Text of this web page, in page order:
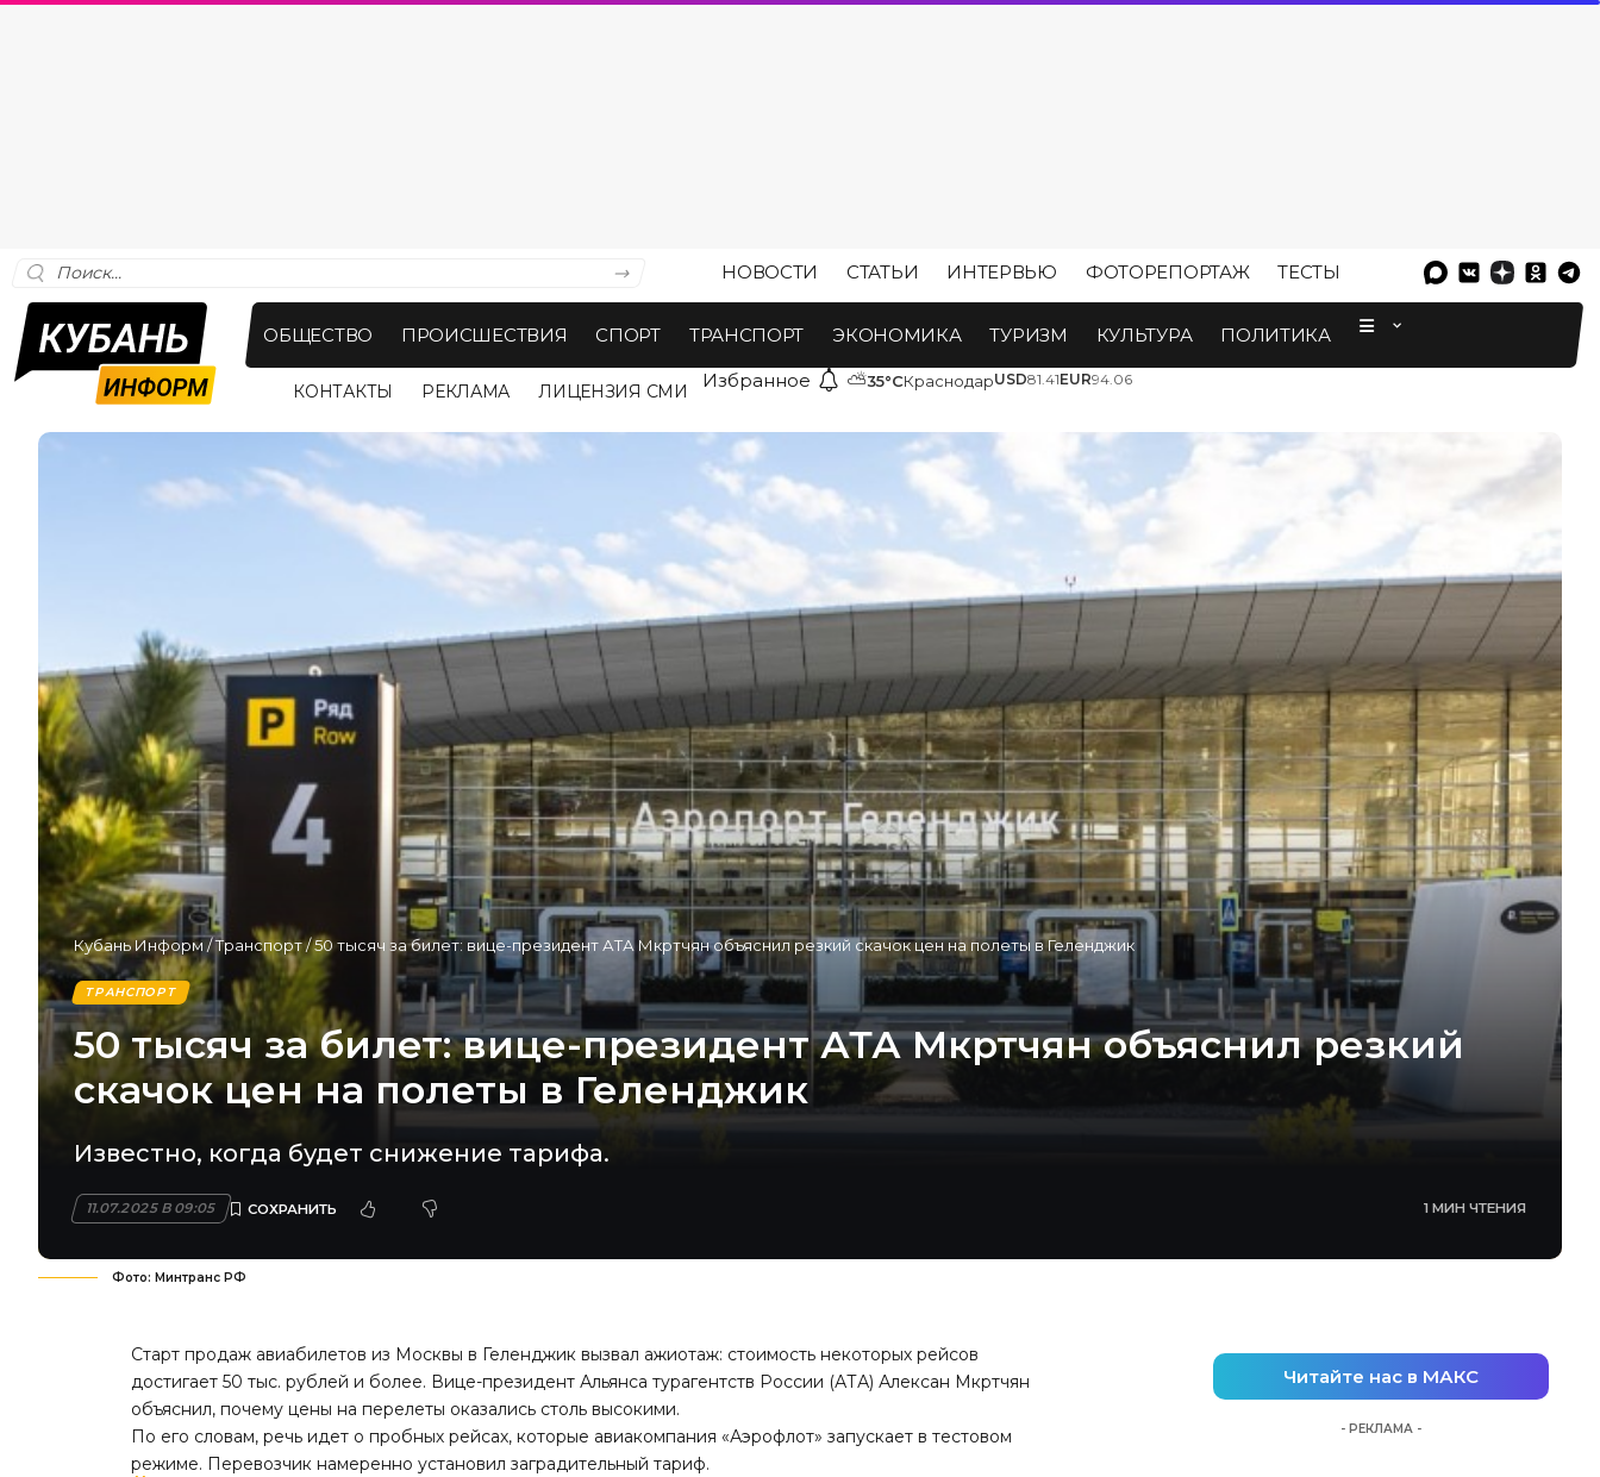
НОВОСТИ СТАТЬИ ИНТЕРВЬЮ ФОТОРЕПОРТАЖ ТЕСТЫ
ОБЩЕСТВО ПРОИСШЕСТВИЯ СПОРТ ТРАНСПОРТ ЭКОНОМИКА ТУРИЗМ КУЛЬТУРА ПОЛИТИКА
КОНТАКТЫ РЕКЛАМА ЛИЦЕНЗИЯ СМИ Избранное ⛅35°CКраснодарUSD81.41EUR94.06
Кубань Информ /Транспорт/50 тысяч за билет: вице-президент АТА Мкртчян объяснил резкий скачок цен на полеты в Геленджик
ТРАНСПОРТ
50 тысяч за билет: вице-президент АТА Мкртчян объяснил резкий
скачок цен на полеты в Геленджик
Известно, когда будет снижение тарифа.
11.07.2025 В 09:05 1 МИН ЧТЕНИЯ
Фото: Минтранс РФ
Старт продаж авиабилетов из Москвы в Геленджик вызвал ажиотаж: стоимость некоторых рейсов
достигает 50 тыс. рублей и более. Вице-президент Альянса турагентств России (АТА) Алексан Мкртчян
объяснил, почему цены на перелеты оказались столь высокими.
По его словам, речь идет о пробных рейсах, которые авиакомпания «Аэрофлот» запускает в тестовом
режиме. Перевозчик намеренно установил заградительный тариф.
Читайте нас в МАКС
- РЕКЛАМА -